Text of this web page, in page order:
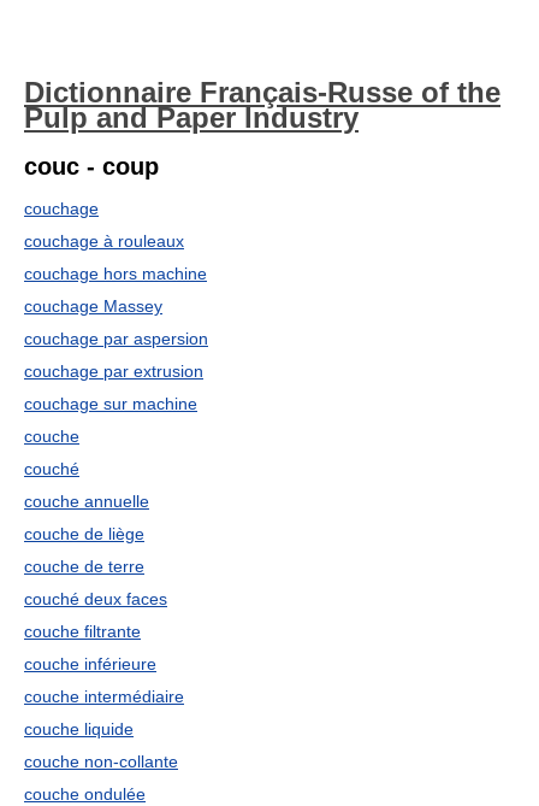
Dictionnaire Français-Russe of the
Pulp and Paper Industry
couc - coup
couchage
couchage à rouleaux
couchage hors machine
couchage Massey
couchage par aspersion
couchage par extrusion
couchage sur machine
couche
couché
couche annuelle
couche de liège
couche de terre
couché deux faces
couche filtrante
couche inférieure
couche intermédiaire
couche liquide
couche non-collante
couche ondulée